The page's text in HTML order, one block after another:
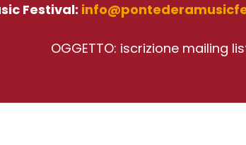
Festival:
OGGETTO: iscrizione mailing